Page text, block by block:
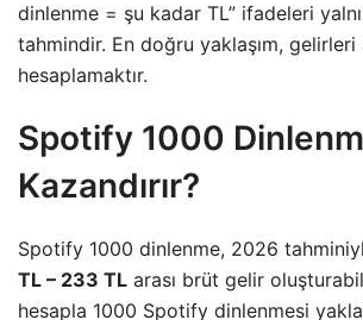
dinlenme = şu kadar TL” ifadeleri
tahmindir. En doğru yaklaşım, gelirleri
hesaplamaktır.
Spotify 1000
Kazandırır?
Spotify 1000 dinlenme, 2026
TL – 233 TL arası brüt gelir
hesapla 1000 Spotify dinlenmesi